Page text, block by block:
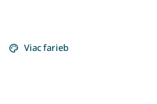
Viac farieb